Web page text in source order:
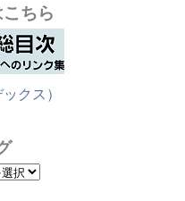
ちら
クス）